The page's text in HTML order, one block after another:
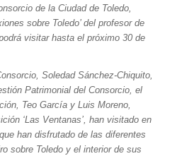
de la Ciudad de Toledo,
sobre Toledo’ del profesor de
visitar hasta el próximo 30 de
Soledad Sánchez-Chiquito,
Patrimonial del Consorcio, el
Teo García y Luis Moreno,
‘Las Ventanas’, han visitado en
han disfrutado de las diferentes
sobre Toledo y el interior de sus